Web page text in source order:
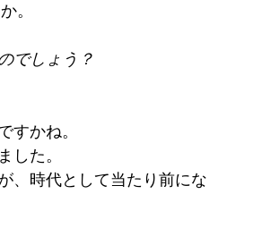
。
でしょう？
すかね。
した。
、時代として当たり前にな